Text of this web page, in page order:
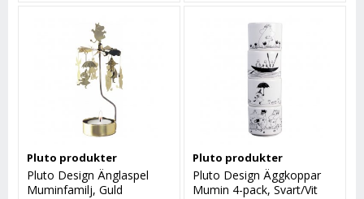
Pluto produkter
Pluto Design Änglaspel
Muminfamilj, Guld
Pluto produkter
Pluto Design Äggkoppar
Mumin 4-pack, Svart/Vit